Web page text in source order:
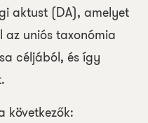
aktust (DA), amelyet
uniós taxonómia
céljából, és így
következők: